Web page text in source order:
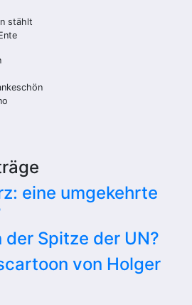
stählt
eine umgekehrte
der Spitze der UN?
von Holger